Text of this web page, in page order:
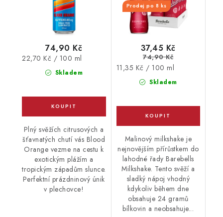
Skladem
74,90 Kč
Měrná
22,70 Kč / 100 ml
Plný svěžích citrusových a
šťavnatých chutí vás Blood
Orange vezme na cestu k
exotickým plážím a
tropickým západům slunce.
Perfektní prázdninový únik
v plechovce!
Prodej po 8 ks
Skladem
37,45 Kč
74,90 Kč
Měrná
11,35 Kč / 100 ml
Malinový milkshake je
nejnovějším přírůstkem do
lahodné řady Barebells
Milkshake. Tento svěží a
sladký nápoj vhodný
kdykoliv během dne
obsahuje 24 gramů
bílkovin a neobsahuje...